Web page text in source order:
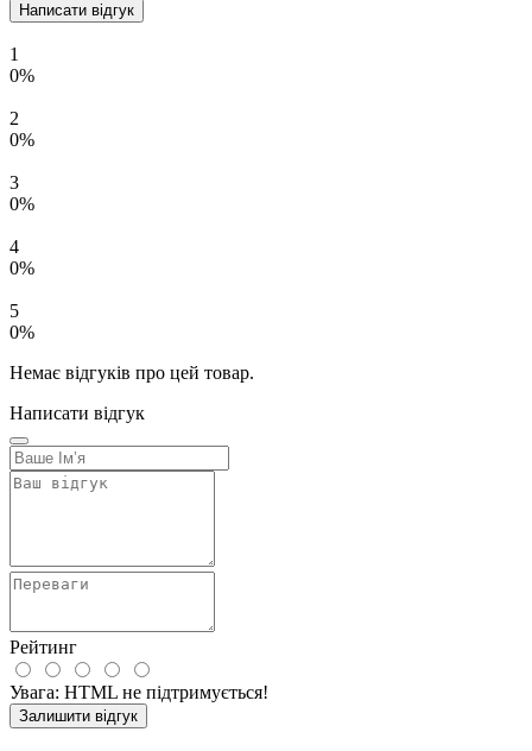
Написати відгук
1
0%
2
0%
3
0%
4
0%
5
0%
Немає відгуків про цей товар.
Написати відгук
Рейтинг
Увага: HTML не підтримується!
Залишити відгук